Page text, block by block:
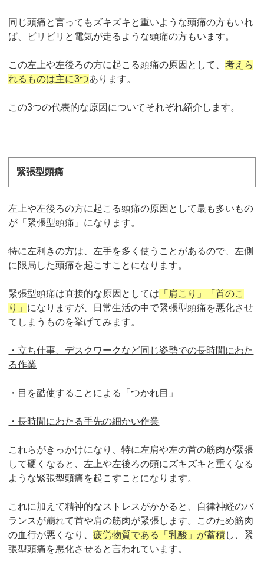
同じ頭痛と言ってもズキズキと重いような頭痛の方もいれ
ば、ビリビリと電気が走るような頭痛の方もいます。
この左上や左後ろの方に起こる頭痛の原因として、考えら
れるものは主に3つあります。
この3つの代表的な原因についてそれぞれ紹介します。
緊張型頭痛
左上や左後ろの方に起こる頭痛の原因として最も多いもの
が「緊張型頭痛」になります。
特に左利きの方は、左手を多く使うことがあるので、左側
に限局した頭痛を起こすことになります。
緊張型頭痛は直接的な原因としては 「肩こり」「首のこ
り」 になりますが、日常生活の中で緊張型頭痛を悪化させ
てしまうものを挙げてみます。
・立ち仕事、デスクワークなど同じ姿勢での長時間にわた
る作業
・目を酷使することによる「つかれ目」
・長時間にわたる手先の細かい作業
これらがきっかけになり、特に左肩や左の首の筋肉が緊張
して硬くなると、左上や左後ろの頭にズキズキと重くなる
ような緊張型頭痛を起こすことになります。
これに加えて精神的なストレスがかかると、自律神経のバ
ランスが崩れて首や肩の筋肉が緊張します。このため筋肉
の血行が悪くなり、疲労物質である「乳酸」が蓄積し、緊
張型頭痛を悪化させると言われています。